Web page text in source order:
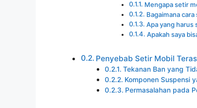
Mengapa setir
Bagaimana
Apa yang harus
Apakah saya
Penyebab Setir Mobil
Tekanan Ban yang
Komponen Suspensi
Permasalahan pada